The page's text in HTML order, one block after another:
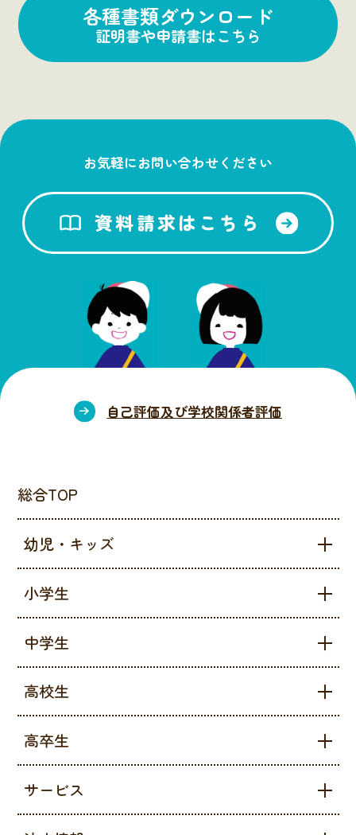
各種書類ダウンロード
証明書や申請書はこちら
お気軽にお問い合わせください
資料請求はこちら
自己評価及び学校関係者評価
総合TOP
幼児・キッズ
小学生
中学生
高校生
高卒生
サービス